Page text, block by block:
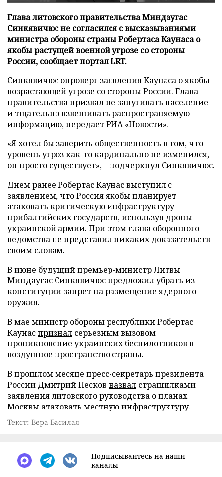
Глава литовского правительства Миндаугас
Синкявичюс не согласился с высказываниями
министра обороны страны Робертаса Каунаса о
якобы растущей военной угрозе со стороны
России, сообщает портал LRT.
Синкявичюс опроверг заявления Каунаса о якобы
возрастающей угрозе со стороны России. Глава
правительства призвал не запугивать население
и тщательно взвешивать распространяемую
информацию, передаетРИА «Новости».
«Я хотел бы заверить общественность в том, что
уровень угроз как-то кардинально не изменился,
он просто существует», – подчеркнул Синкявичюс.
Днем ранее Робертас Каунас выступил с
заявлением, что Россия якобы планирует
атаковать критическую инфраструктуру
прибалтийских государств, используя дроны
украинской армии. При этом глава оборонного
ведомства не представил никаких доказательств
своим словам.
В июне будущий премьер-министр Литвы
Миндаугас Синкявичюспредложилубрать из
конституции запрет на размещение ядерного
оружия.
В мае министр обороны республики Робертас
Каунаспризнал серьезным вызовом
проникновение украинских беспилотников в
воздушное пространство страны.
В прошлом месяце пресс-секретарь президента
России Дмитрий Песков назвал страшилками
заявления литовского руководства о планах
Москвы атаковать местную инфраструктуру.
Текст: Вера Басилая
Подписывайтесь на наши
каналы